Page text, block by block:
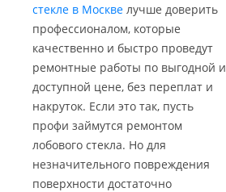
стекле в Москве лучше доверить
профессионалом, которые
качественно и быстро проведут
ремонтные работы по выгодной и
доступной цене, без переплат и
накруток. Если это так, пусть
профи займутся ремонтом
лобового стекла. Но для
незначительного повреждения
поверхности достаточно